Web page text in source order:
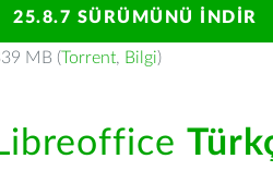
25.8.7 SÜRÜMÜNÜ İNDIR
MB (Torrent, Bilgi)